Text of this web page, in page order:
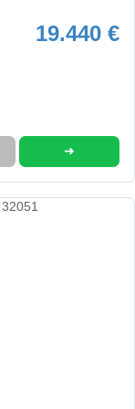
19.440 €
➜